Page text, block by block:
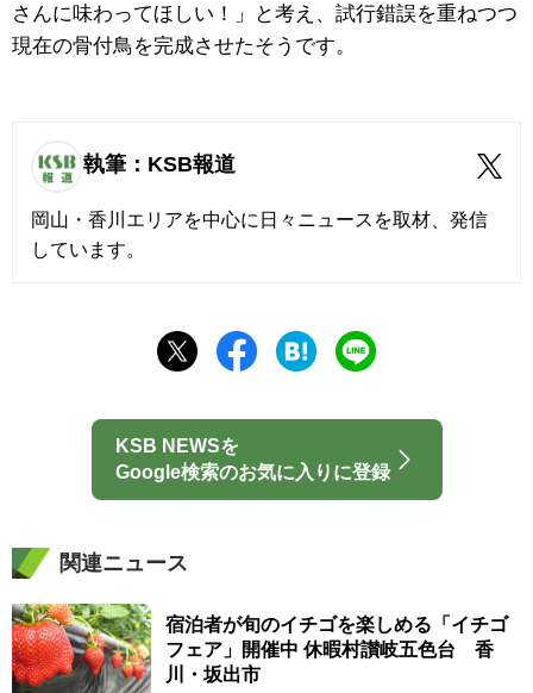
さんに味わってほしい！」と考え、試行錯誤を重ねつつ
現在の骨付鳥を完成させたそうです。
執筆：KSB報道
岡山・香川エリアを中心に日々ニュースを取材、発信
しています。
KSB NEWSを
Google検索のお気に入りに登録
関連ニュース
宿泊者が旬のイチゴを楽しめる「イチゴ
フェア」開催中 休暇村讃岐五色台 香
川・坂出市